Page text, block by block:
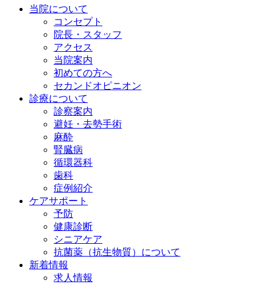
当院について
コンセプト
院長・スタッフ
アクセス
当院案内
初めての方へ
セカンドオピニオン
診療について
診察案内
避妊・去勢手術
麻酔
腎臓病
循環器科
歯科
症例紹介
ケアサポート
予防
健康診断
シニアケア
抗菌薬（抗生物質）について
新着情報
求人情報